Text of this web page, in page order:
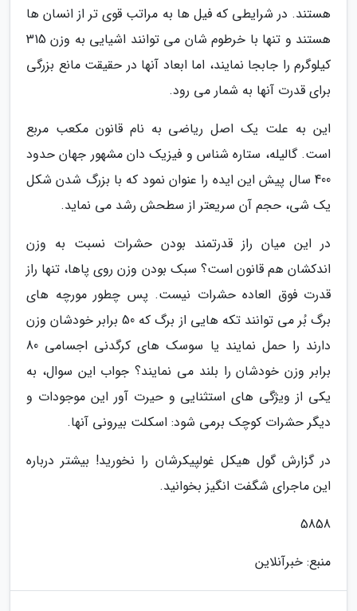
هستند. در شرایطی که فیل ها به مراتب قوی تر از انسان ها
هستند و تنها با خرطوم شان می توانند اشیایی به وزن 315
کیلوگرم را جابجا نمایند، اما ابعاد آنها در حقیقت مانع بزرگی
برای قدرت آنها به شمار می رود.
این به علت یک اصل ریاضی به نام قانون مکعب مربع
است. گالیله، ستاره شناس و فیزیک دان مشهور جهان حدود
400 سال پیش این ایده را عنوان نمود که با بزرگ شدن شکل
یک شی، حجم آن سریعتر از سطحش رشد می نماید.
در این میان راز قدرتمند بودن حشرات نسبت به وزن
اندکشان هم قانون است؟ سبک بودن وزن روی پاها، تنها راز
قدرت فوق العاده حشرات نیست. پس چطور مورچه های
برگ بُر می توانند تکه هایی از برگ که 50 برابر خودشان وزن
دارند را حمل نمایند یا سوسک های کرگدنی اجسامی 80
برابر وزن خودشان را بلند می نمایند؟ جواب این سوال، به
یکی از ویژگی های استثنایی و حیرت آور این موجودات و
دیگر حشرات کوچک برمی شود: اسکلت بیرونی آنها.
در گزارش گول هیکل غولپیکرشان را نخورید! بیشتر درباره
این ماجرای شگفت انگیز بخوانید.
5858
منبع: خبرآنلاین